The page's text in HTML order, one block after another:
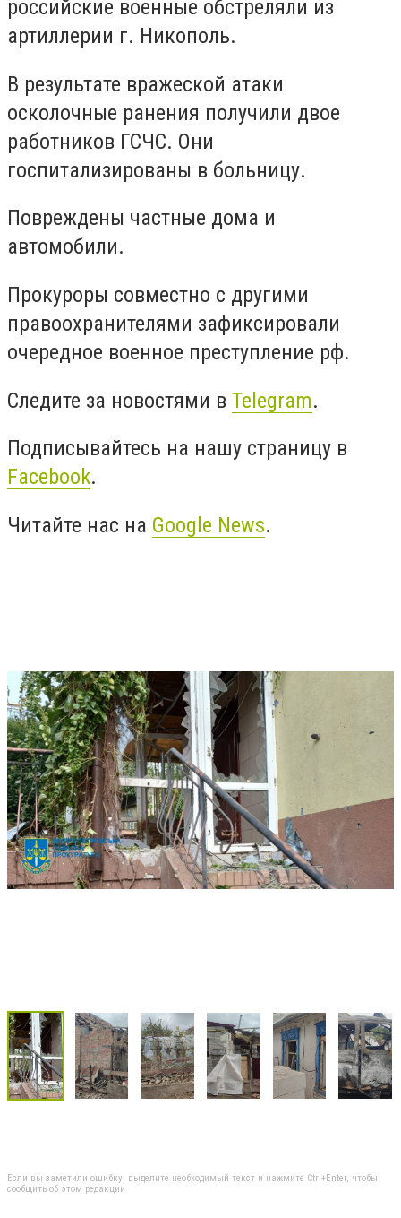
российские военные обстреляли из
артиллерии г. Никополь.
В результате вражеской атаки
осколочные ранения получили двое
работников ГСЧС. Они
госпитализированы в больницу.
Повреждены частные дома и
автомобили.
Прокуроры совместно с другими
правоохранителями зафиксировали
очередное военное преступление рф.
Следите за новостями в Telegram.
Подписывайтесь на нашу страницу в
Facebook.
Читайте нас на Google News.
Если вы заметили ошибку, выделите необходимый текст и нажмите Ctrl+Enter, чтобы
сообщить об этом редакции